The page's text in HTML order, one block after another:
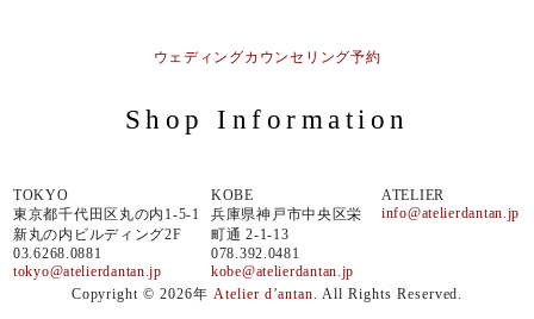
ウェディングカウンセリング予約
Shop Information
TOKYO
東京都千代田区丸の内1-5-1
新丸の内ビルディング2F
03.6268.0881
tokyo@atelierdantan.jp
KOBE
兵庫県神戸市中央区栄
町通 2-1-13
078.392.0481
kobe@atelierdantan.jp
ATELIER
info@atelierdantan.jp
Copyright © 2026年 Atelier d’antan. All Rights Reserved.